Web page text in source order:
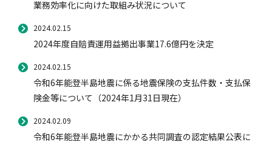
協会各地の活動
通報等窓口
業務効率化に向けた取組み状況について
2024.02.15
2024年度自賠責運用益拠出事業17.6億円を決定
2024.02.15
令和6年能登半島地震に係る地震保険の支払件数・支払保
険金等について（2024年1月31日現在）
2024.02.09
令和6年能登半島地震にかかる共同調査の認定結果公表に